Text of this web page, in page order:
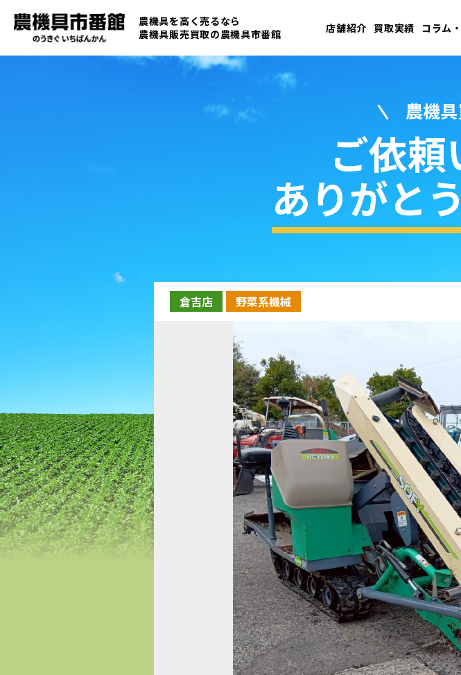
農機具を高く売るなら
農機具販売買取の農機具市番館 店舗紹介 買取実績 コラム
農機
ご依
ありがと
倉吉店 野菜系機械